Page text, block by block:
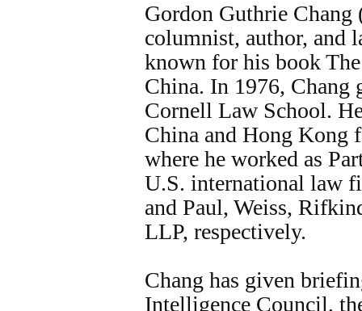
Gordon Guthrie Chang
columnist, author, and
known for his book
China. In 1976, Chang
Cornell Law School.
China and Hong Kong
where he worked as
U.S. international law
and Paul, Weiss,
LLP, respectively.
Chang has given
Intelligence Council,